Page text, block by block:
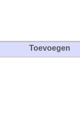
Toevoegen